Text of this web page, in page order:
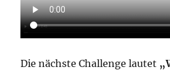
Die nächste Challenge lautet